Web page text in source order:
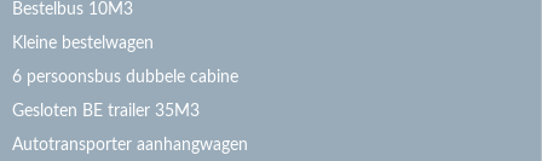
Bestelbus 10M3
Kleine bestelwagen
6 persoonsbus dubbele cabine
Gesloten BE trailer 35M3
Autotransporter aanhangwagen